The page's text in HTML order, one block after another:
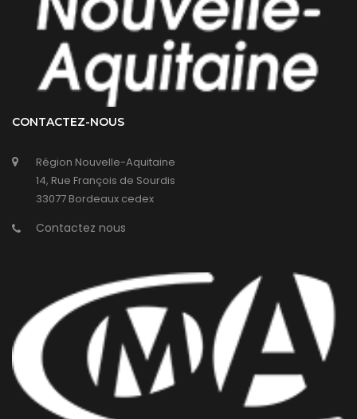
CONTACTEZ-NOUS
Région Nouvelle-Aquitaine
14, Rue François de Sourdis
33077 Bordeaux cedex
Contactez nous